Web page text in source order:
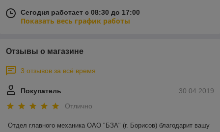
Сегодня работает с 08:30 до 17:00
Показать весь график работы
Отзывы о магазине
3 отзывов за всё время
30.04.2019
Покупатель
Отлично
Отдел главного механика ОАО "БЗА" (г. Борисов) благодарит вашу